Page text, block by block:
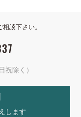
談下さい。
祝除く）
します